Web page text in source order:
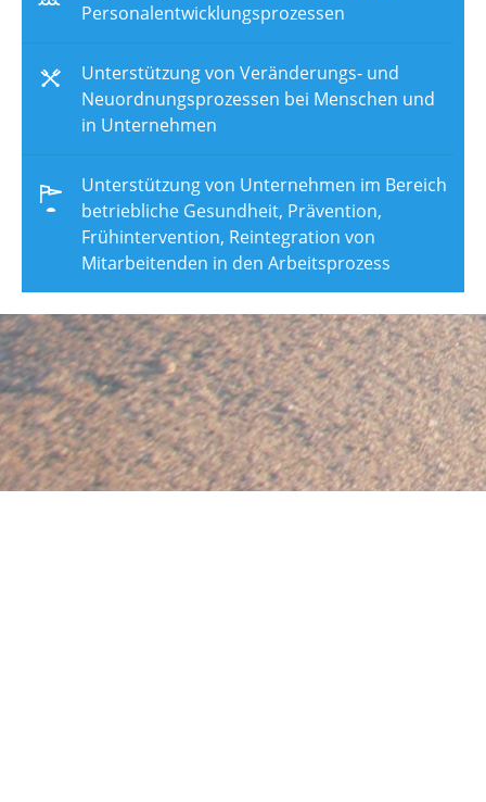
Personalentwicklungsprozessen
Unterstützung von Veränderungs- und
Neuordnungsprozessen bei Menschen und
in Unternehmen
Unterstützung von Unternehmen im Bereich
betriebliche Gesundheit, Prävention,
Frühintervention, Reintegration von
Mitarbeitenden in den Arbeitsprozess